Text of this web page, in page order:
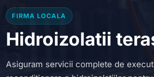
FIRMA LOCALA
Hidroizolatii
Asiguram servicii complete de